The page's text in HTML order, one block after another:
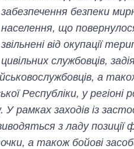
забезпечення безпеки
населення, що
звільнені від окупації
цивільних службовців,
а
Республіки, у регіоні
рамках заходів із
з ладу позиції
а також бойові